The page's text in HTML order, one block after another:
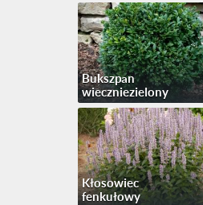
Bukszpan
wieczniezielony
Kłosowiec
fenkułowy